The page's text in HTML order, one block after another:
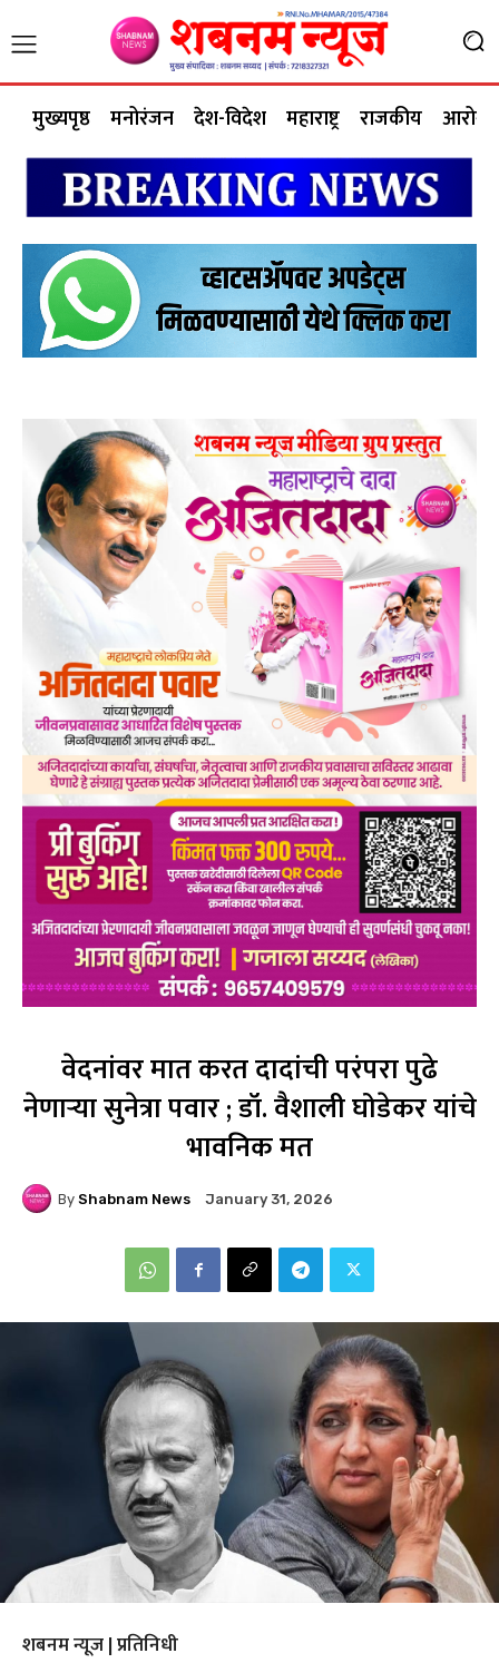
मुख्यपृष्ठ मनोरंजन देश-विदेश महाराष्ट्र राजकीय आरोग्य
वेदनांवर मात करत दादांची परंपरा पुढे
नेणाऱ्या सुनेत्रा पवार ; डॉ. वैशाली घोडेकर यांचे
भावनिक मत
By Shabnam News January 31, 2026
शबनम न्यूज | प्रतिनिधी